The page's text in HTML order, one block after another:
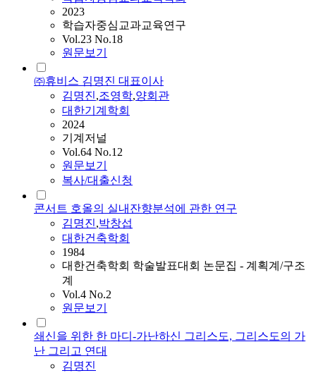
2023
학습자중심교과교육연구
Vol.23 No.18
원문보기
㈜휴비스 김명진 대표이사
김명진,조영학,양회관
대한기계학회
2024
기계저널
Vol.64 No.12
원문보기
복사/대출신청
콘서트 호올의 실내잔향분석에 관한 연구
김명진,박창섭
대한건축학회
1984
대한건축학회 학술발표대회 논문집 - 계획계/구조
계
Vol.4 No.2
원문보기
쇄신을 위한 한 마디-가난하신 그리스도, 그리스도의 가
난 그리고 연대
김명진